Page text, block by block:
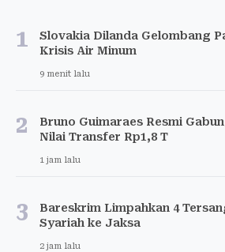
1
Slovakia Dilanda Gelombang
Krisis Air Minum
9 menit lalu
2
Bruno Guimaraes Resmi
Nilai Transfer Rp1,8 T
1 jam lalu
3
Bareskrim Limpahkan 4
Syariah ke Jaksa
2 jam lalu